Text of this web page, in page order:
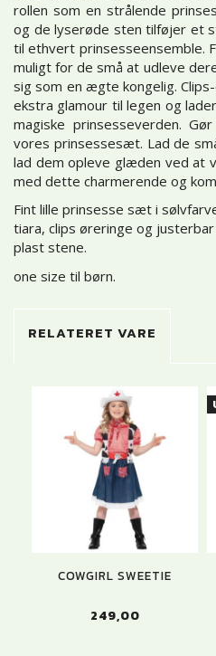
rollen som en strålende
og de lyserøde sten tilføjer et
til ethvert prinsesseensemble.
muligt for de små at udleve
sig som en ægte kongelig.
ekstra glamour til legen og
magiske prinsesseverden.
vores prinsessesæt. Lad de
lad dem opleve glæden ved at
med dette charmerende og
Fint lille prinsesse sæt i
tiara, clips øreringe og
plast stene.
one size til børn.
RELATERET VARE
COWGIRL SWEETIE
249,00